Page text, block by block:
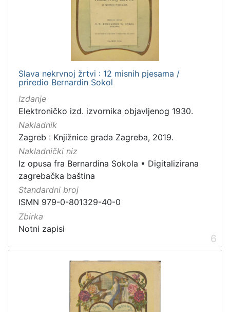
Slava nekrvnoj žrtvi : 12 misnih pjesama /
priredio Bernardin Sokol
Izdanje
Elektroničko izd. izvornika objavljenog 1930.
Nakladnik
Zagreb : Knjižnice grada Zagreba, 2019.
Nakladnički niz
Iz opusa fra Bernardina Sokola • Digitalizirana
zagrebačka baština
Standardni broj
ISMN 979-0-801329-40-0
Zbirka
Notni zapisi
6